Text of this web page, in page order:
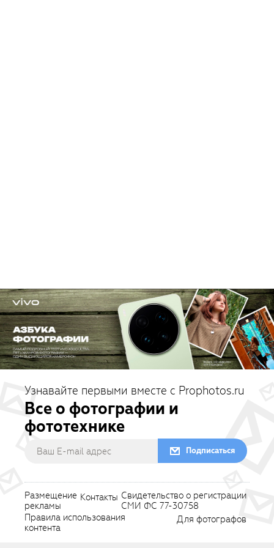
Узнавайте первыми вместе с Prophotos.ru
Все о фотографии и
фототехнике
Подписаться
Размещение
рекламы
Контакты Свидетельство о регистрации
СМИ ФС 77-30758
Правила использования
контента
Для фотографов